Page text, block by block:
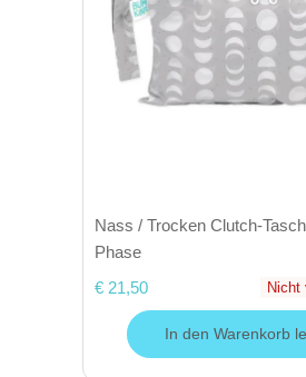
Nass / Trocken Clutch-
Phase
€ 21,50
Nicht
In den Warenkorb